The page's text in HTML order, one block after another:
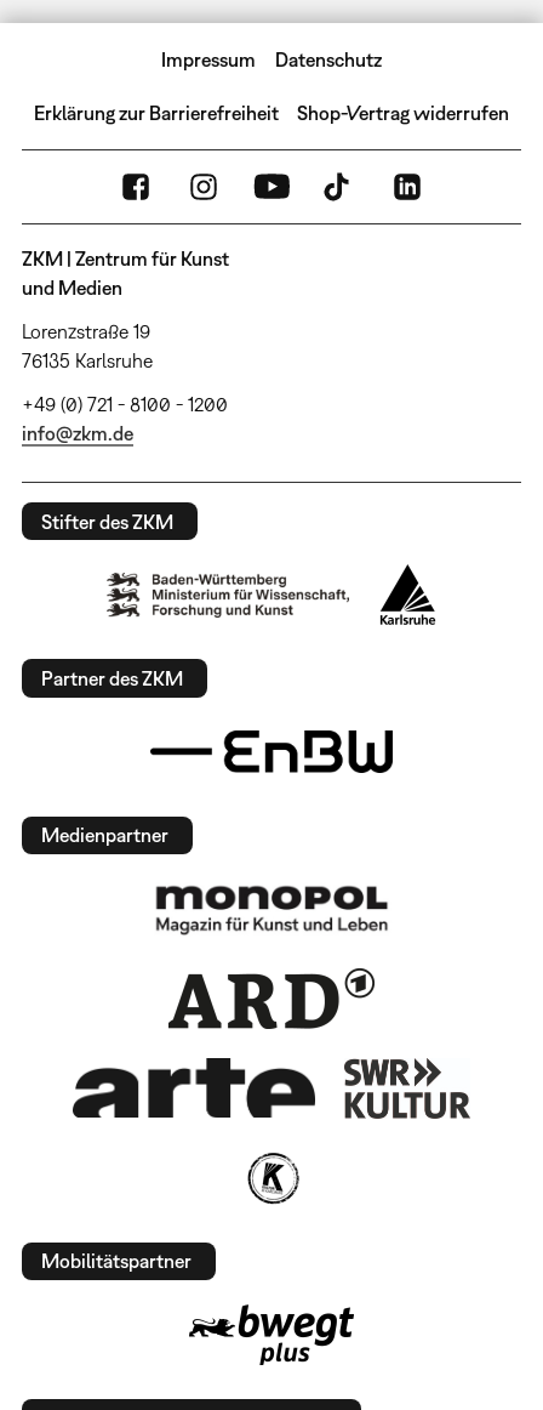
Impressum Datenschutz
Erklärung zur Barrierefreiheit Shop-Vertrag widerrufen
ZKM | Zentrum für Kunst
und Medien
Lorenzstraße 19
76135 Karlsruhe
+49 (0) 721 - 8100 - 1200
info@zkm.de
Stifter des ZKM
Partner des ZKM
Medienpartner
Mobilitätspartner